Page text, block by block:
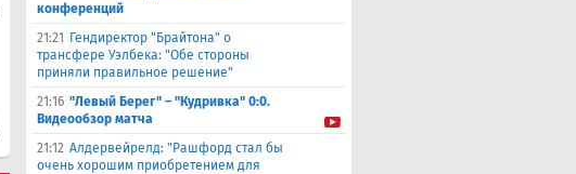
конференций
21:21
Гендиректор "Брайтона" о
трансфере Уэлбека: "Обе стороны
приняли правильное решение"
21:16 "Левый Берег" – "Кудривка" 0:0.
Видеообзор матча
21:12 Алдервейрелд: "Рашфорд стал бы
очень хорошим приобретением для